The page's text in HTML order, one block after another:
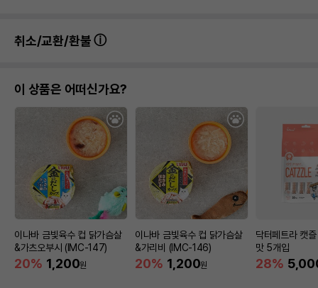
취소/교환/환불
이 상품은 어떠신가요?
이나바 금빛육수 컵 닭가슴살
&가츠오부시 (IMC-147)
20% 1,200원
이나바 금빛육수 컵 닭가슴살
&가리비 (IMC-146)
20% 1,200원
닥터페트라 캣
맛 5개입
28%